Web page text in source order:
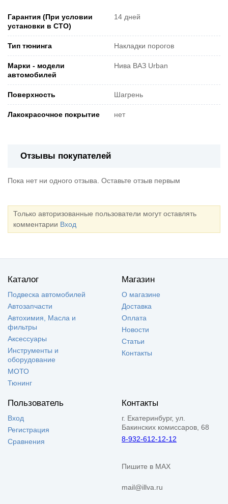
Гарантия (При условии
установки в СТО)
14 дней
Тип тюнинга Накладки порогов
Марки - модели
автомобилей
Нива ВАЗ Urban
Поверхность Шагрень
Лакокрасочное покрытие нет
Отзывы покупателей
Пока нет ни одного отзыва. Оставьте отзыв первым
Только авторизованные пользователи могут оставлять
комментарии Вход
Каталог
Подвеска автомобилей
Автозапчасти
Автохимия, Масла и
фильтры
Аксессуары
Инструменты и
оборудование
МОТО
Тюнинг
Магазин
О магазине
Доставка
Оплата
Новости
Статьи
Контакты
Пользователь
Вход
Регистрация
Сравнения
Контакты
г. Екатеринбург, ул.
Бакинских комиссаров, 68
8-932-612-12-12
Пишите в MAX
mail@illva.ru